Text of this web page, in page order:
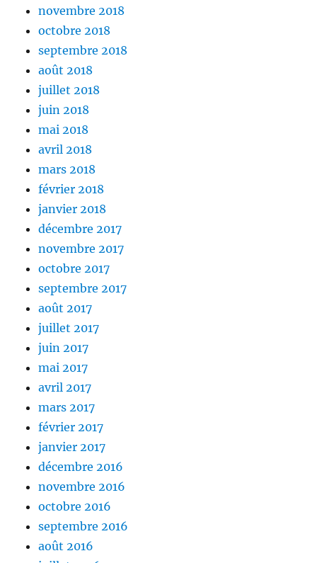
novembre 2018
octobre 2018
septembre 2018
août 2018
juillet 2018
juin 2018
mai 2018
avril 2018
mars 2018
février 2018
janvier 2018
décembre 2017
novembre 2017
octobre 2017
septembre 2017
août 2017
juillet 2017
juin 2017
mai 2017
avril 2017
mars 2017
février 2017
janvier 2017
décembre 2016
novembre 2016
octobre 2016
septembre 2016
août 2016